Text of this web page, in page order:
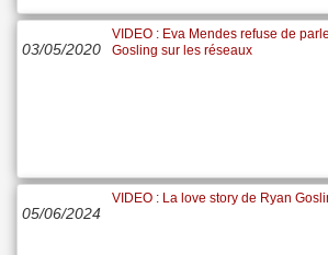
03/05/2020
VIDEO : Eva Mendes refuse de
Gosling sur les réseaux
05/06/2024
VIDEO : La love story de Ryan